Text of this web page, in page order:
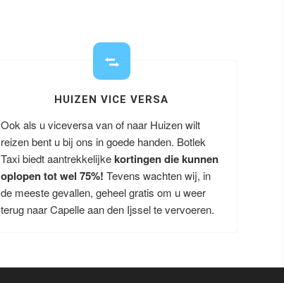
HUIZEN VICE VERSA
Ook als u viceversa van of naar Huizen wilt
reizen bent u bij ons in goede handen. Botlek
Taxi biedt aantrekkelijkekortingen die kunnen
oplopen tot wel 75%!Tevens wachten wij, in
de meeste gevallen, geheel gratis om u weer
terug naar Capelle aan den Ijssel te vervoeren.